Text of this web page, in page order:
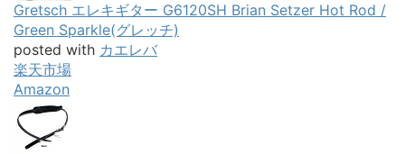
Gretsch エレキギター G6120SH Brian Setzer Hot Rod /
Green Sparkle(グレッチ)
posted with カエレバ
楽天市場
Amazon